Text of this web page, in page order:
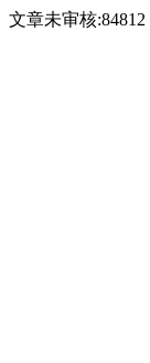
文章未审核:84812